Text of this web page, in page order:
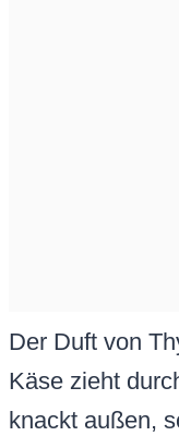
Der Duft von
Käse zieht
knackt außen,